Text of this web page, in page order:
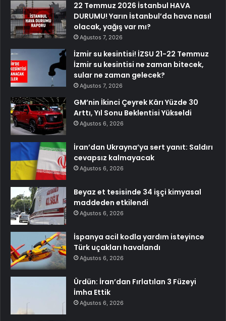
22 Temmuz 2026 İstanbul HAVA
DURUMU! Yarın İstanbul’da hava nasıl
olacak, yağış var mı?
Ağustos 7, 2026
İzmir su kesintisi! İZSU 21-22 Temmuz
İzmir su kesintisi ne zaman bitecek,
sular ne zaman gelecek?
Ağustos 7, 2026
GM’nin İkinci Çeyrek Kârı Yüzde 30
Arttı, Yıl Sonu Beklentisi Yükseldi
Ağustos 6, 2026
İran’dan Ukrayna’ya sert yanıt: Saldırı
cevapsız kalmayacak
Ağustos 6, 2026
Beyaz et tesisinde 34 işçi kimyasal
maddeden etkilendi
Ağustos 6, 2026
İspanya acil kodla yardım isteyince
Türk uçakları havalandı
Ağustos 6, 2026
Ürdün: İran’dan Fırlatılan 3 Füzeyi
İmha Ettik
Ağustos 6, 2026